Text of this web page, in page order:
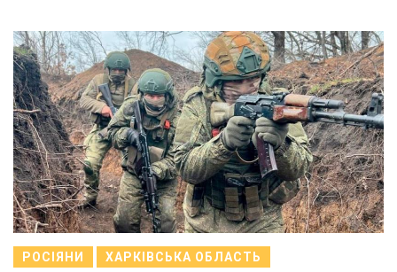
РОСІЯНИ ХАРКІВСЬКА ОБЛАСТЬ